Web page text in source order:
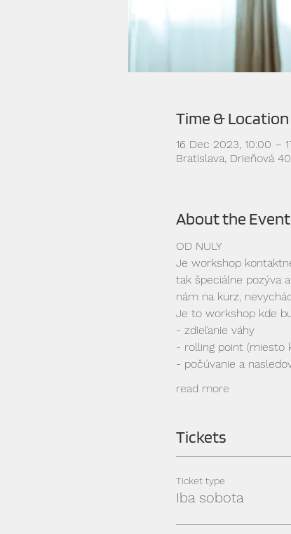
Time & Location
16 Dec 2023, 10:00 –
Bratislava, Drieňová
About the Event
OD NULY
Je workshop
tak špeciálne pozýva
nám na kurz,
Je to workshop kde
- zdieľanie váhy
- rolling point (miesto
- počúvanie a
read more
Tickets
Ticket type
Iba sobota